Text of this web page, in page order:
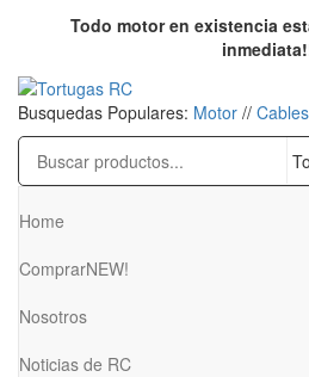
Todo motor en existencia
Tortugas RC
Venta de Cables y articulos de RC
Busquedas Populares: Motor // Cables
Home
ComprarNEW!
Nosotros
Noticias de RC